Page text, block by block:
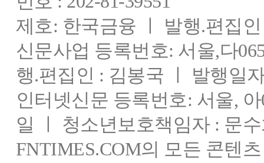
제호: 한국금융 ㅣ 발행.편집
신문사업 등록번호: 서울,다
행.편집인 : 김봉국 ㅣ 발행일
인터넷신문 등록번호: 서울,
일 ㅣ 청소년보호책임자 : 문
FNTIMES.COM의 모든 콘텐